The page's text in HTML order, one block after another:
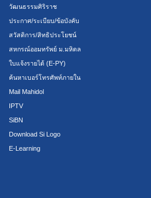
วัฒนธรรมศิริราช
ประกาศ/ระเบียบ/ข้อบังคับ
สวัสดิการ/สิทธิประโยชน์
สหกรณ์ออมทรัพย์ ม.มหิดล
ใบแจ้งรายได้ (E-PY)
ค้นหาเบอร์โทรศัพท์ภายใน
Mail Mahidol
IPTV
SiBN
Download Si Logo
E-Learning